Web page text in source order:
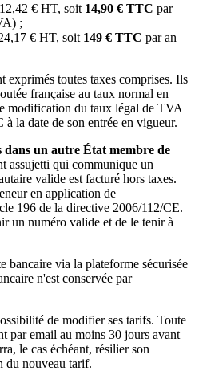
€ HT, soit 14,90 € TTC par
;
€ HT, soit 149 € TTC par an
exprimés toutes taxes comprises. Ils
française au taux normal en
modification du taux légal de TVA
la date de son entrée en vigueur.
dans un autre État membre de
assujetti qui communique un
valide est facturé hors taxes.
en application de
196 de la directive 2006/112/CE.
un numéro valide et de le tenir à
bancaire via la plateforme sécurisée
n'est conservée par
de modifier ses tarifs. Toute
par email au moins 30 jours avant
le cas échéant, résilier son
du nouveau tarif.